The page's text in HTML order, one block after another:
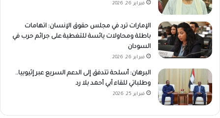
فبراير 26, 2026
الإمارات ترد في مجلس حقوق الإنسان: اتهامات
باطلة ومحاولات يائسة للتغطية على جرائم حرب في
السودان
فبراير 26, 2026
البرهان: أسلحة تتدفق إلى الدعم السريع عبر إثيوبيا..
وطلباتي للقاء آبي أحمد بلا رد
فبراير 25, 2026